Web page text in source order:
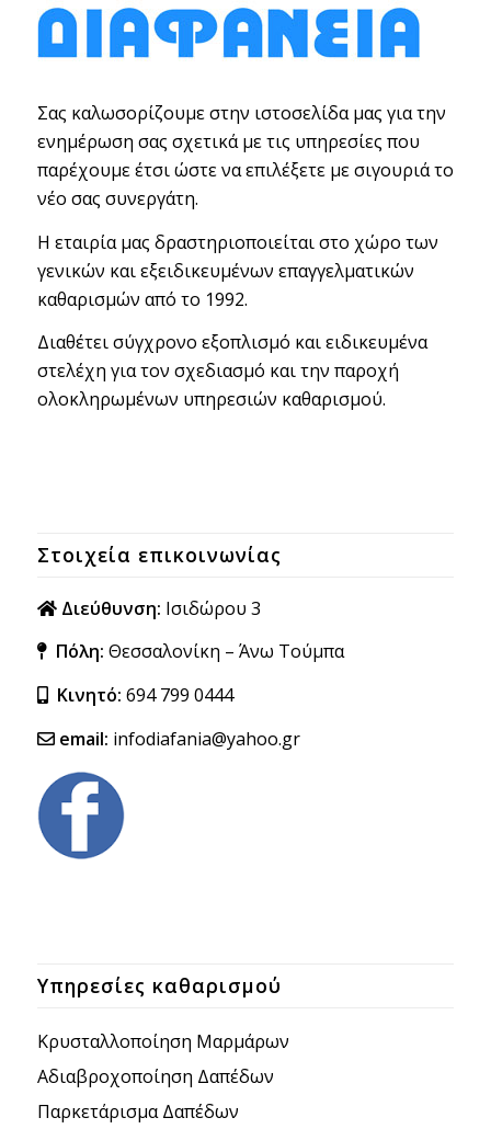
Σας καλωσορίζουμε στην ιστοσελίδα μας για την
ενημέρωση σας σχετικά με τις υπηρεσίες που
παρέχουμε έτσι ώστε να επιλέξετε με σιγουριά το
νέο σας συνεργάτη.
Η εταιρία μας δραστηριοποιείται στο χώρο των
γενικών και εξειδικευμένων επαγγελματικών
καθαρισμών από το 1992.
Διαθέτει σύγχρονο εξοπλισμό και ειδικευμένα
στελέχη για τον σχεδιασμό και την παροχή
ολοκληρωμένων υπηρεσιών καθαρισμού.
Στοιχεία επικοινωνίας
Διεύθυνση: Ισιδώρου 3
Πόλη: Θεσσαλονίκη – Άνω Τούμπα
Κινητό: 694 799 0444
email: infodiafania@yahoo.gr
Υπηρεσίες καθαρισμού
Κρυσταλλοποίηση Μαρμάρων
Aδιαβροχοποίηση Δαπέδων
Παρκετάρισμα Δαπέδων